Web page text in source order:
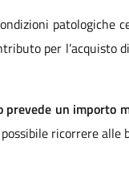
patologiche
per
prevede un importo
ricorrere alle